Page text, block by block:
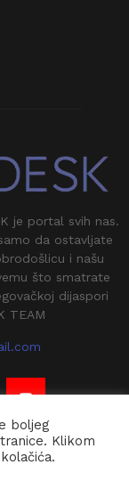
je portal svih nas.
da ostavljate
i našu
što smatrate
dijaspori
TEAM
boljeg
Klikom